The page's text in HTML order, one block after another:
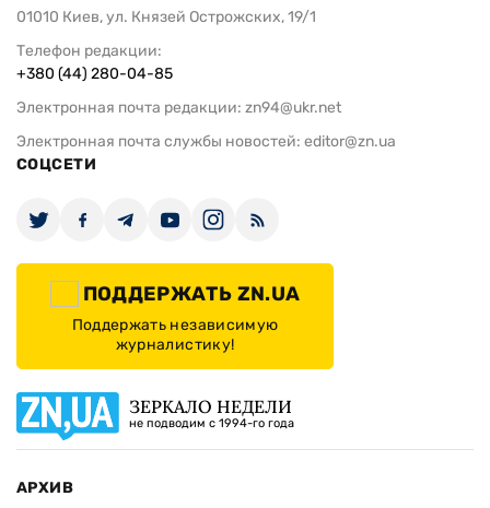
01010 Киев, ул. Князей Острожских, 19/1
Телефон редакции:
+380 (44) 280-04-85
Электронная почта редакции: zn94@ukr.net
Электронная почта службы новостей: editor@zn.ua
СОЦСЕТИ
ПОДДЕРЖАТЬ ZN.UA
Поддержать независимую
журналистику!
ЗЕРКАЛО НЕДЕЛИ
не подводим с 1994-го года
АРХИВ